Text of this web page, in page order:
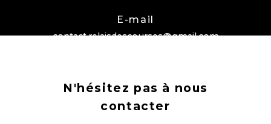
E-mail
contact.relaisdescourses@gmail.com
N'hésitez pas à nous
contacter